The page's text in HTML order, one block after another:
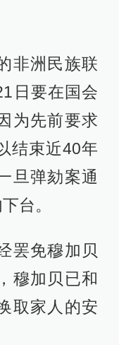
非洲民族联
日要在国会
为先前要求
结束近40年
旦弹劾案通
台。
罢免穆加贝
穆加贝已和
取家人的安